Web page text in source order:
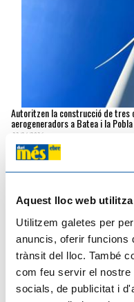
Aquest lloc web
Utilitzem galetes per
anuncis, oferir funcions
trànsit del lloc. També
com feu servir el
socials, de publicitat i
Autoritzen la construcció de tres
aerogeneradors a Batea i la
22/04/2026